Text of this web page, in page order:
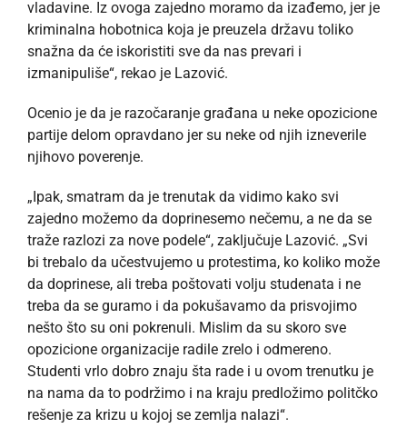
vladavine. Iz ovoga zajedno moramo da izađemo, jer je
kriminalna hobotnica koja je preuzela državu toliko
snažna da će iskoristiti sve da nas prevari i
izmanipuliše“, rekao je Lazović.
Ocenio je da je razočaranje građana u neke opozicione
partije delom opravdano jer su neke od njih izneverile
njihovo poverenje.
„Ipak, smatram da je trenutak da vidimo kako svi
zajedno možemo da doprinesemo nečemu, a ne da se
traže razlozi za nove podele“, zaključuje Lazović. „Svi
bi trebalo da učestvujemo u protestima, ko koliko može
da doprinese, ali treba poštovati volju studenata i ne
treba da se guramo i da pokušavamo da prisvojimo
nešto što su oni pokrenuli. Mislim da su skoro sve
opozicione organizacije radile zrelo i odmereno.
Studenti vrlo dobro znaju šta rade i u ovom trenutku je
na nama da to podržimo i na kraju predložimo politčko
rešenje za krizu u kojoj se zemlja nalazi“.